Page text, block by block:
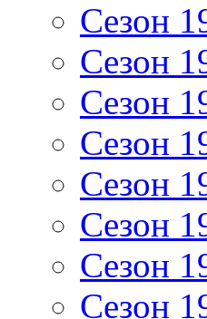
Сезон
Сезон
Сезон
Сезон
Сезон
Сезон
Сезон
Сезон